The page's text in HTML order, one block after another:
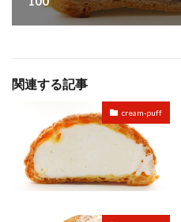
関連する記事
cream-puff